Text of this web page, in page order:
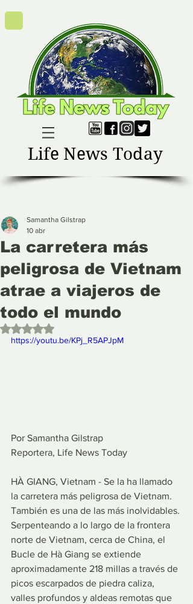
Life News Today
La carretera más
peligrosa de Vietnam
atrae a viajeros de
todo el mundo
Samantha Gilstrap
10 abr
Obtuvo NaN de 5 estrellas.
https://youtu.be/KPj_R5APJpM
Por Samantha Gilstrap
Reportera, Life News Today
HÀ GIANG, Vietnam - Se la ha llamado
la carretera más peligrosa de Vietnam.
También es una de las más inolvidables.
Serpenteando a lo largo de la frontera
norte de Vietnam, cerca de China, el
Bucle de Hà Giang se extiende
aproximadamente 218 millas a través de
picos escarpados de piedra caliza,
valles profundos y aldeas remotas que